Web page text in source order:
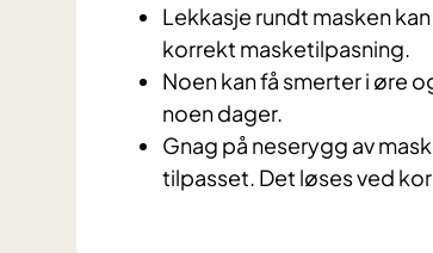
Lekkasje rundt masken
korrekt masketilpasning.
Noen kan få smerter i øre
noen dager.
Gnag på neserygg av
tilpasset. Det løses ved